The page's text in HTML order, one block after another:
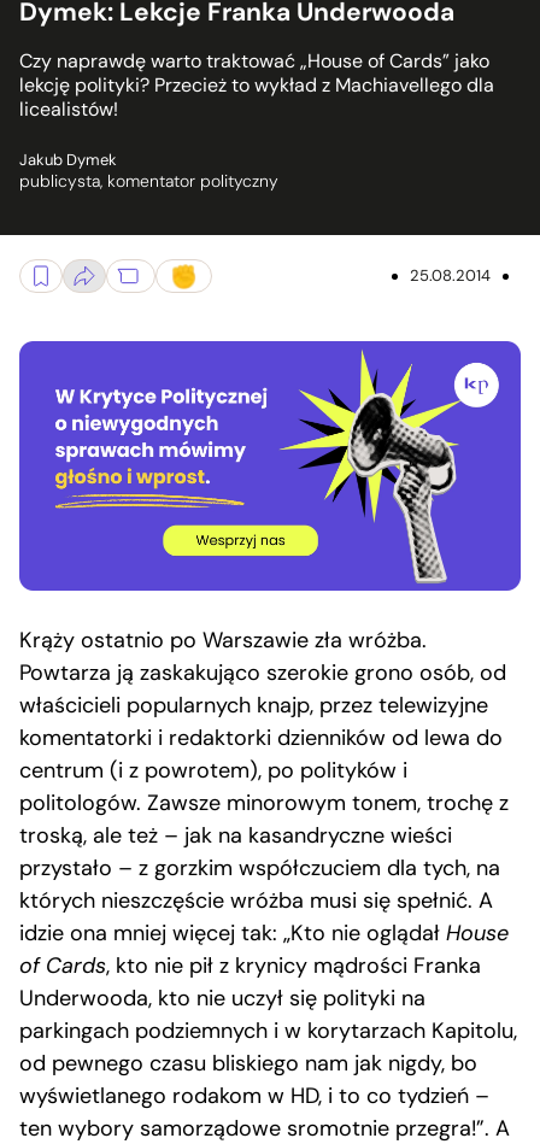
Dymek: Lekcje Franka Underwooda
Czy naprawdę warto traktować „House of Cards” jako
lekcję polityki? Przecież to wykład z Machiavellego dla
licealistów!
Jakub Dymek
publicysta, komentator polityczny
25.08.2014
Krąży ostatnio po Warszawie zła wróżba.
Powtarza ją zaskakująco szerokie grono osób, od
właścicieli popularnych knajp, przez telewizyjne
komentatorki i redaktorki dzienników od lewa do
centrum (i z powrotem), po polityków i
politologów. Zawsze minorowym tonem, trochę z
troską, ale też – jak na kasandryczne wieści
przystało – z gorzkim współczuciem dla tych, na
których nieszczęście wróżba musi się spełnić. A
idzie ona mniej więcej tak: „Kto nie oglądał House
of Cards, kto nie pił z krynicy mądrości Franka
Underwooda, kto nie uczył się polityki na
parkingach podziemnych i w korytarzach Kapitolu,
od pewnego czasu bliskiego nam jak nigdy, bo
wyświetlanego rodakom w HD, i to co tydzień –
ten wybory samorządowe sromotnie przegra!”. A